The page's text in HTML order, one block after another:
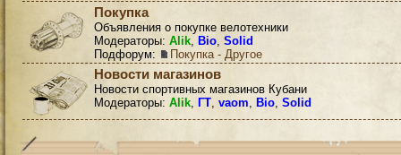
Покупка
Объявления о покупке велотехники
Модераторы: Alik, Bio, Solid
Подфорум:
Покупка - Другое
Новости магазинов
Новости спортивных магазинов Кубани
Модераторы: Alik, ГТ, vaom, Bio, Solid